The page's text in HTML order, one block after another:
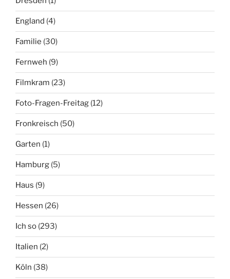
England (4)
Familie (30)
Fernweh (9)
Filmkram (23)
Foto-Fragen-Freitag (12)
Fronkreisch (50)
Garten (1)
Hamburg (5)
Haus (9)
Hessen (26)
Ich so (293)
Italien (2)
Köln (38)